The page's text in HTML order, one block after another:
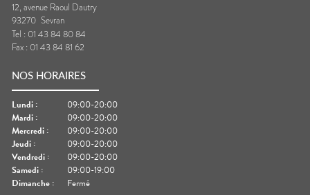
12, avenue Raoul Dautry
93270 Sevran
Tel : 01 43 84 80 84
Fax : 01 43 84 81 62
NOS HORAIRES
Lundi :
09:00-20:00
Mardi :
09:00-20:00
Mercredi :
09:00-20:00
Jeudi :
09:00-20:00
Vendredi :
09:00-20:00
Samedi :
09:00-19:00
Dimanche : Fermé